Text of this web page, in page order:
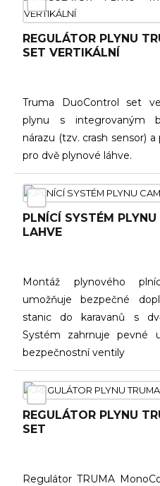
REGULÁTOR PLYNU
SET VERTIKÁLNÍ
Truma DuoControl set
plynu s integrovaným
nárazu (tzv. crash sensor)
pro dvě plynové láhve.
PLNÍCÍ SYSTÉM
LAHVE
Montáž plynového
umožňuje bezpečné
stanic do karavanů s
Systém zahrnuje pevné
bezpečnostní ventily
REGULÁTOR PLYNU
SET
Regulátor TRUMA